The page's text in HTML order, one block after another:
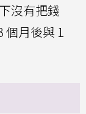
沒有把錢
個月後與 1